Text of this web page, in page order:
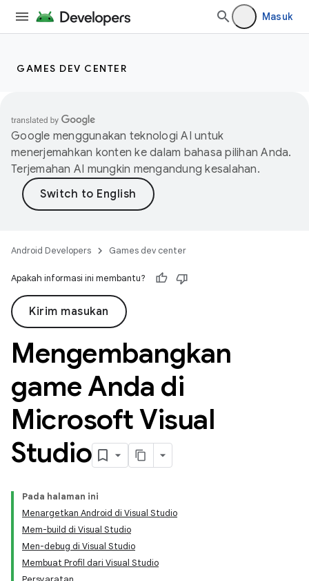
Masuk
GAMES DEV CENTER
Google menggunakan teknologi AI untuk
menerjemahkan konten ke dalam bahasa pilihan Anda.
Terjemahan AI mungkin mengandung kesalahan.
Android Developers Games dev center
Apakah informasi ini membantu?
Kirim masukan
Mengembangkan
game Anda di
Microsoft Visual
Studio
Pada halaman ini
Menargetkan Android di Visual Studio
Mem-build di Visual Studio
Men-debug di Visual Studio
Membuat Profil dari Visual Studio